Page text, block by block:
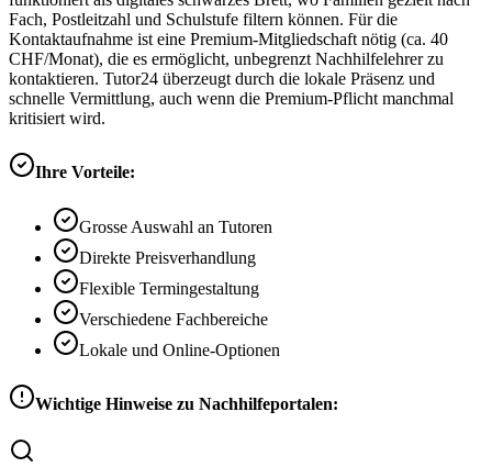
Fach, Postleitzahl und Schulstufe filtern können. Für die
Kontaktaufnahme ist eine Premium-Mitgliedschaft nötig (ca. 40
CHF/Monat), die es ermöglicht, unbegrenzt Nachhilfelehrer zu
kontaktieren. Tutor24 überzeugt durch die lokale Präsenz und
schnelle Vermittlung, auch wenn die Premium-Pflicht manchmal
kritisiert wird.
Ihre Vorteile:
Grosse Auswahl an Tutoren
Direkte Preisverhandlung
Flexible Termingestaltung
Verschiedene Fachbereiche
Lokale und Online-Optionen
Wichtige Hinweise zu Nachhilfeportalen: